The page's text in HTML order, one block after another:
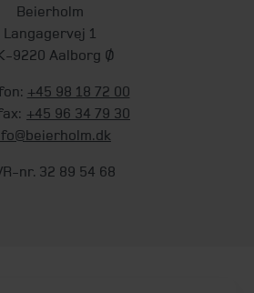
Beierholm
Langagervej 1
9220 Aalborg Ø
+45 98 18 72 00
+45 96 34 79 30
nr. 32 89 54 68